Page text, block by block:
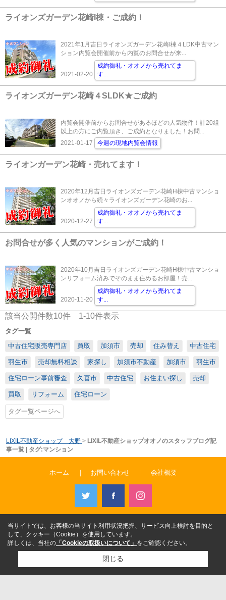
ライオンズガーデン花崎I棟・ご成約！
2021年1月吉日ライオンズガーデン花崎I棟４LDK中古マン
ション内覧会開催前から内覧のお問合せが来...
2021-02-20
成約御礼・オオノから売れてま
す...
ライオンズガーデン花崎４SLDK★ご成約
内覧会開催前からお問合せがあるほどの人気物件！計20組
以上の方にご内覧頂き、ご成約となりました！お問...
2021-01-17
今週の現地内覧会情報
ライオンガーデン花崎・売れてます！
2020年12月吉日ライオンズガーデン花崎H棟中古マンショ
ンオオノから続々ライオンズガーデン花崎のお...
2020-12-27
成約御礼・オオノから売れてま
す...
お問合せが多く人気のマンションがご成約！
2020年10月吉日ライオンズガーデン花崎H棟中古マンショ
ンリフォーム済みでそのまま住めるお部屋！売...
2020-11-20
成約御礼・オオノから売れてま
す...
該当公開件数10件 1-10件表示
タグ一覧
中古住宅販売専門店
買取 加須市 売却 住み替え 中古住宅
羽生市 売却無料相談 家探し 加須市不動産 加須市 羽生市
住宅ローン事前審査 久喜市 中古住宅 お住まい探し 売却
買取 リフォーム 住宅ローン
タグ一覧ページへ
LIXIL不動産ショップ 大野 > LIXIL不動産ショップオオノのスタッフブログ記
事一覧 | タグ:マンション
ホーム ｜ お問い合わせ ｜ 会社概要
当サイトでは、お客様の当サイト利用状況把握、サービス向上検討を目的と
して、クッキー（Cookie）を使用しています。
詳しくは、当社の 「Cookieの取扱いについて」 をご確認ください。
閉じる